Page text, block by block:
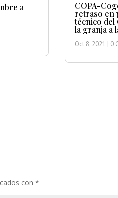
a COPA-
retraso en
técnico del
la granja a
Oct 8, 2021 | 0
con*